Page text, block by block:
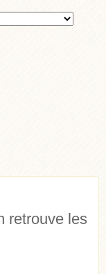
retrouve les